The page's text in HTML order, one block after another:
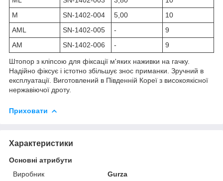
M
SN-1402-004 5,00
10
AML
SN-1402-005 -
9
AM
SN-1402-006 - 9
Штопор з кліпсою для фіксації м'яких наживки на гачку.
Надійно фіксує і істотно збільшує знос приманки. Зручний в
експлуатації. Виготовлений в Південній Кореї з високоякісної
нержавіючої дроту.
Приховати
Характеристики
Основні атрибути
Виробник
Gurza